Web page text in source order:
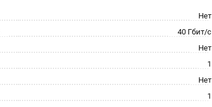
Нет
40 Гбит/с
Нет
1
Нет
1